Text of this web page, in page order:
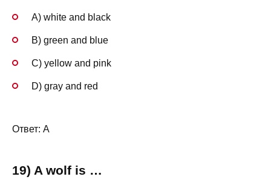
A) white and black
B) green and blue
C) yellow and pink
D) gray and red
Ответ: A
19) A wolf is …